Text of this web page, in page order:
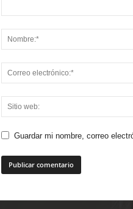
Guardar mi nombre, correo